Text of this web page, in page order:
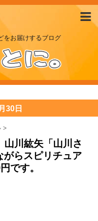
をお届けするブログ
30日
>
山川紘矢「山川さ
がらスピリチュア
です。